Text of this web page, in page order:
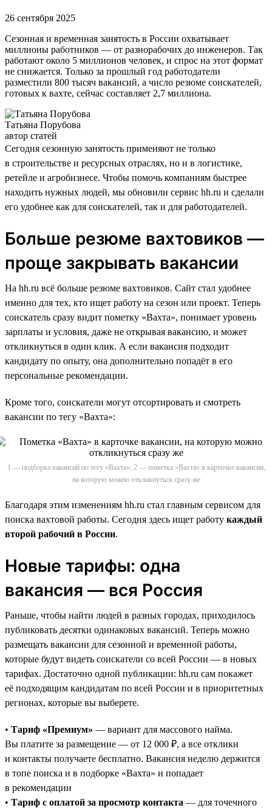
26 сентября 2025
Сезонная и временная занятость в России охватывает
миллионы работников — от разнорабочих до инженеров. Так
работают около 5 миллионов человек, и спрос на этот формат
не снижается. Только за прошлый год работодатели
разместили 800 тысяч вакансий, а число резюме соискателей,
готовых к вахте, сейчас составляет 2,7 миллиона.
Татьяна Порубова
автор статей
Сегодня сезонную занятость применяют не только
в строительстве и ресурсных отраслях, но и в логистике,
ретейле и агробизнесе. Чтобы помочь компаниям быстрее
находить нужных людей, мы обновили сервис hh.ru и сделали
его удобнее как для соискателей, так и для работодателей.
Больше резюме вахтовиков —
проще закрывать вакансии
На hh.ru всё больше резюме вахтовиков. Сайт стал удобнее
именно для тех, кто ищет работу на сезон или проект. Теперь
соискатель сразу видит пометку «Вахта», понимает уровень
зарплаты и условия, даже не открывая вакансию, и может
откликнуться в один клик. А если вакансия подходит
кандидату по опыту, она дополнительно попадёт в его
персональные рекомендации.
Кроме того, соискатели могут отсортировать и смотреть
вакансии по тегу «Вахта»:
1 — подборка вакансий по тегу «Вахта»; 2 — пометка «Вахта» в карточке вакансии,
на которую можно откликнуться сразу же
Благодаря этим изменениям hh.ru стал главным сервисом для
поиска вахтовой работы. Сегодня здесь ищет работу каждый
второй рабочий в России.
Новые тарифы: одна
вакансия — вся Россия
Раньше, чтобы найти людей в разных городах, приходилось
публиковать десятки одинаковых вакансий. Теперь можно
размещать вакансии для сезонной и временной работы,
которые будут видеть соискатели со всей России — в новых
тарифах. Достаточно одной публикации: hh.ru сам покажет
её подходящим кандидатам по всей России и в приоритетных
регионах, которые вы выберете.
• Тариф «Премиум» — вариант для массового найма.
Вы платите за размещение — от 12 000 ₽, а все отклики
и контакты получаете бесплатно. Вакансия неделю держится
в топе поиска и в подборке «Вахта» и попадает
в рекомендации
• Тариф с оплатой за просмотр контакта — для точечного